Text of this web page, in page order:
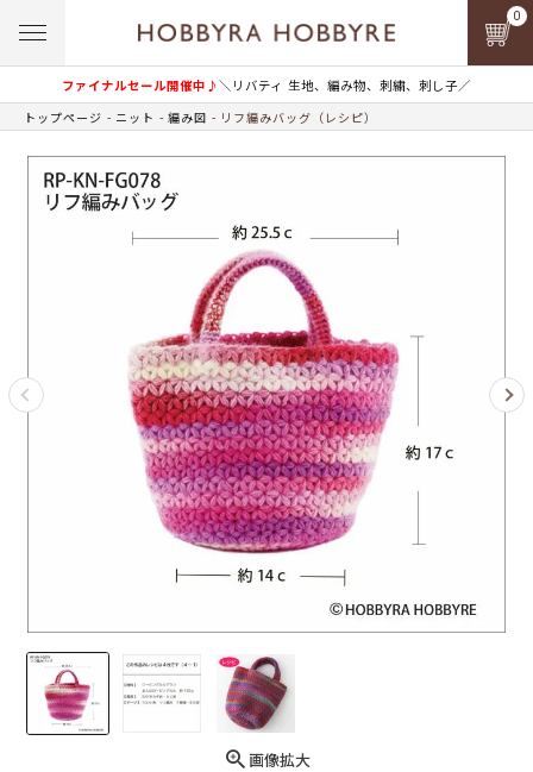
ファイナルセール開催中♪＼リバティ 生地、編み物、刺繍、刺し子／
0
トップページ ニット 編み図 リフ編みバッグ（レシピ）
画像拡大